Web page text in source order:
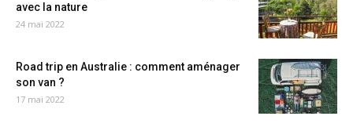
avec la nature
24 mai 2022
Road trip en Australie : comment aménager
son van ?
17 mai 2022